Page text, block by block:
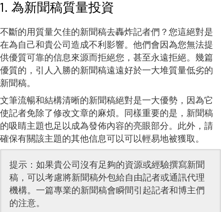
1. 為新聞稿質量投資
不斷的用質量欠佳的新聞稿去轟炸記者們？您這絕對是
在為自己和貴公司造成不利影響。他們會因為您無法提
供優質可靠的信息來源而拒絕您，甚至永遠拒絕。幾篇
優質的，引人入勝的新聞稿遠遠好於一大堆質量低劣的
新聞稿。
文筆流暢和結構清晰的新聞稿絕對是一大優勢，因為它
使記者免除了修改文章的麻煩。同樣重要的是，新聞稿
的吸睛主題也足以成為發佈內容的亮眼部分。此外，請
確保有關該主題的其他信息可以可以輕易地被獲取。
提示：如果貴公司沒有足夠的資源或經驗撰寫新聞
稿，可以考慮將新聞稿外包給自由記者或通訊代理
機構。一篇專業的新聞稿會瞬間引起記者和博主們
的注意。